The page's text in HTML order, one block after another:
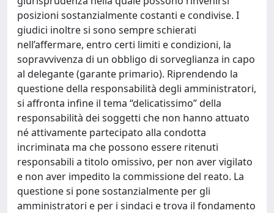
posizioni sostanzialmente costanti e condivise. I
giudici inoltre si sono sempre schierati
nell’affermare, entro certi limiti e condizioni, la
sopravvivenza di un obbligo di sorveglianza in capo
al delegante (garante primario). Riprendendo la
questione della responsabilità degli amministratori,
si affronta infine il tema “delicatissimo” della
responsabilità dei soggetti che non hanno attuato
né attivamente partecipato alla condotta
incriminata ma che possono essere ritenuti
responsabili a titolo omissivo, per non aver vigilato
e non aver impedito la commissione del reato. La
questione si pone sostanzialmente per gli
amministratori e per i sindaci e trova il fondamento